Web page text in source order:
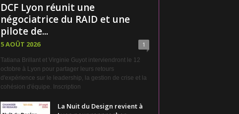
DCF Lyon réunit une
négociatrice du RAID et une
pilote de...
5 AOÛT 2026 1
Tatiana Brillant et Virginie Guyot interviendront le 12
octobre à Lyon pour partager leurs retours
d'expérience sur le leadership, la gestion de crise et la
cohésion d'équipe. Inscription
La Nuit du Design revient à